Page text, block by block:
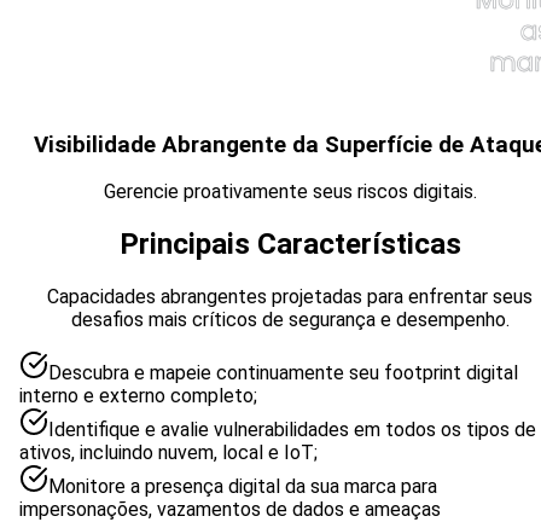
Visibilidade Abrangente da Superfície de
Gerencie proativamente seus riscos digitais.
Principais Características
Capacidades abrangentes projetadas para enfrentar seus
desafios mais críticos de segurança e desempenho.
Descubra e mapeie continuamente seu footprint digital
interno e externo completo;
Identifique e avalie vulnerabilidades em todos os tipos de
ativos, incluindo nuvem, local e IoT;
Monitore a presença digital da sua marca para
impersonações, vazamentos de dados e ameaças